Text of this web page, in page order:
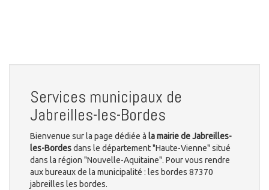
Services municipaux de
Jabreilles-les-Bordes
Bienvenue sur la page dédiée à la mairie de Jabreilles-
les-Bordesdans le département "Haute-Vienne" situé
dans la région "Nouvelle-Aquitaine". Pour vous rendre
aux bureaux de la municipalité : les bordes 87370
jabreilles les bordes.